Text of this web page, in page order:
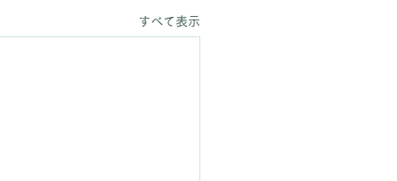
すべて表示